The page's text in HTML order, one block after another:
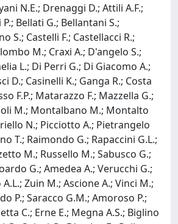
N.E.; Drenaggi D.; Attili A.F.;
Bellati G.; Bellantani S.;
S.; Castelli F.; Castellacci R.;
M.; Craxi A.; D'angelo S.;
L.; Di Perri G.; Di Giacomo A.;
D.; Casinelli K.; Ganga R.; Costa
F.P.; Matarazzo F.; Mazzella G.;
M.; Montalbano M.; Montalto
N.; Picciotto A.; Pietrangelo
T.; Raimondo G.; Rapaccini G.L.;
M.; Russello M.; Sabusco G.;
G.; Amedea A.; Verucchi G.;
Zuin M.; Ascione A.; Vinci M.;
P.; Saracco G.M.; Amoroso P.;
C.; Erne E.; Megna A.S.; Biglino